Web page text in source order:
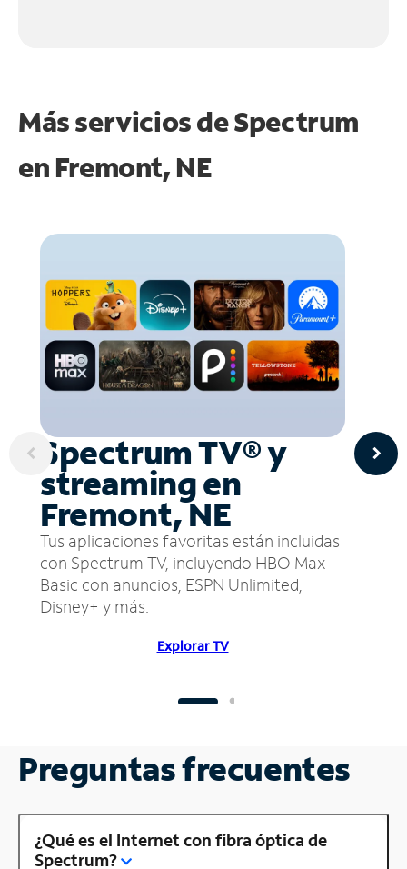
Más servicios de Spectrum
en Fremont, NE
Spectrum TV® y
streaming en
Fremont, NE
Tus aplicaciones favoritas están incluidas
con Spectrum TV, incluyendo HBO Max
Basic con anuncios, ESPN Unlimited,
Disney+ y más.
Explorar TV
Preguntas frecuentes
¿Qué es el Internet con fibra óptica de
Spectrum?